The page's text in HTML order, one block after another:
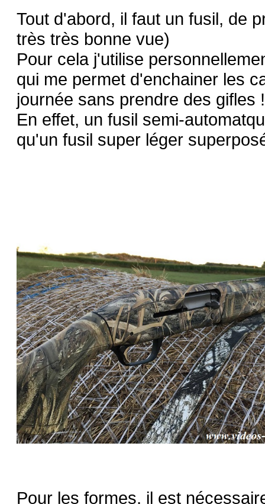
Tout d'abord, il faut un fusil, de
très très bonne vue)
Pour cela j'utilise
qui me permet d'enchainer les
journée sans prendre des gifles !
En effet, un fusil semi-
qu'un fusil super léger
Pour les formes, il est